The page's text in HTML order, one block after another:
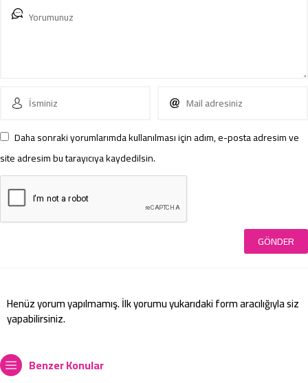
Daha sonraki yorumlarımda kullanılması için adım, e-posta adresim ve
site adresim bu tarayıcıya kaydedilsin.
Henüz yorum yapılmamış. İlk yorumu yukarıdaki form aracılığıyla siz
yapabilirsiniz.
Benzer Konular